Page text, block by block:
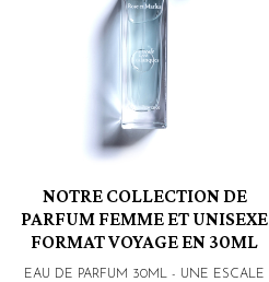
NOTRE COLLECTION DE
PARFUM FEMME ET UNISEXE
FORMAT VOYAGE EN 30ML
EAU DE PARFUM 30ML - UNE ESCALE